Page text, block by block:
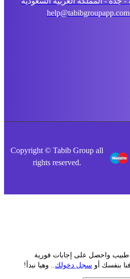
Copyright © Tabib Group all
rights reserved.
واحصل على إجابات فورية
أوسجل دخولك.. وهيا نبدأ!